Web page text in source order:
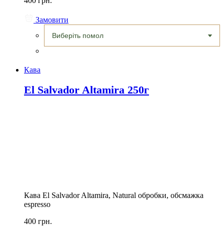
Замовити
Кава
El Salvador Altamira 250г
Кава El Salvador Altamira, Natural обробки, обсмажка
espresso
400 грн.